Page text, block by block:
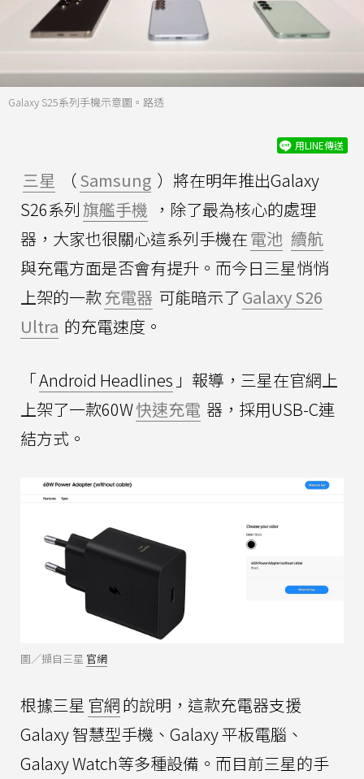
Galaxy S25系列手機示意圖。路透
用LINE傳送
三星 （Samsung ）將在明年推出Galaxy
S26系列旗艦手機 ，除了最為核心的處理
器，大家也很關心這系列手機在電池 續航
與充電方面是否會有提升。而今日三星悄悄
上架的一款充電器 可能暗示了Galaxy S26
Ultra 的充電速度。
「Android Headlines 」報導，三星在官網上
上架了一款60W快速充電 器，採用USB-C連
結方式。
圖／擷自三星 官網
根據三星 官網的說明，這款充電器支援
Galaxy 智慧型手機、Galaxy 平板電腦、
Galaxy Watch等多種設備。而目前三星的手